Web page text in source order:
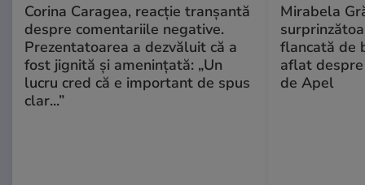
Corina Caragea, reacție tranșantă
despre comentariile negative.
Prezentatoarea a dezvăluit că a
fost jignită și amenințată: „Un
lucru cred că e important de spus
clar...”
Mirabela
flancată de
aflat
de Apel